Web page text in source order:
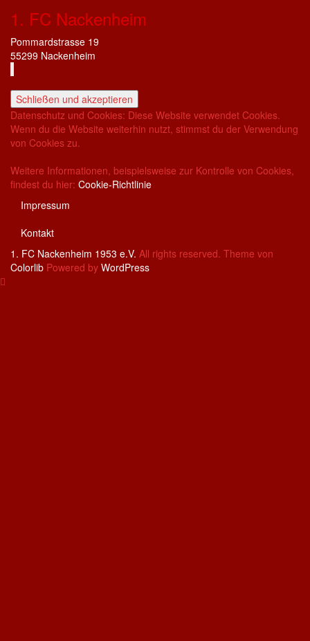
1. FC Nackenheim
Pommardstrasse 19
55299 Nackenheim
Datenschutz und Cookies: Diese Website verwendet Cookies.
Wenn du die Website weiterhin nutzt, stimmst du der Verwendung
von Cookies zu.
Weitere Informationen, beispielsweise zur Kontrolle von Cookies,
findest du hier: Cookie-Richtlinie
Impressum
Kontakt
1. FC Nackenheim 1953 e.V. All rights reserved. Theme von
Colorlib Powered by WordPress